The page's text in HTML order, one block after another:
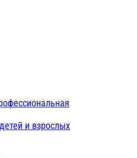
и взрослых